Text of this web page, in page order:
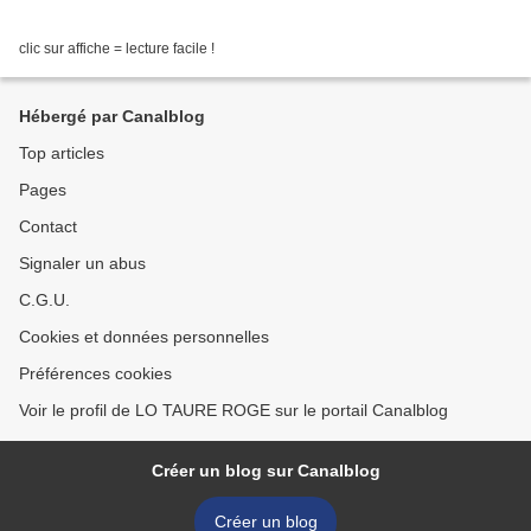
clic sur affiche = lecture facile !
Hébergé par Canalblog
Top articles
Pages
Contact
Signaler un abus
C.G.U.
Cookies et données personnelles
Préférences cookies
Voir le profil de LO TAURE ROGE sur le portail Canalblog
Créer un blog sur Canalblog
Créer un blog